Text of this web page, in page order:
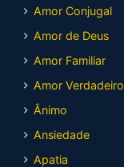
Amor Conjugal
Amor de Deus
Amor Familiar
Amor Verdadeiro
Ânimo
Ansiedade
Apatia